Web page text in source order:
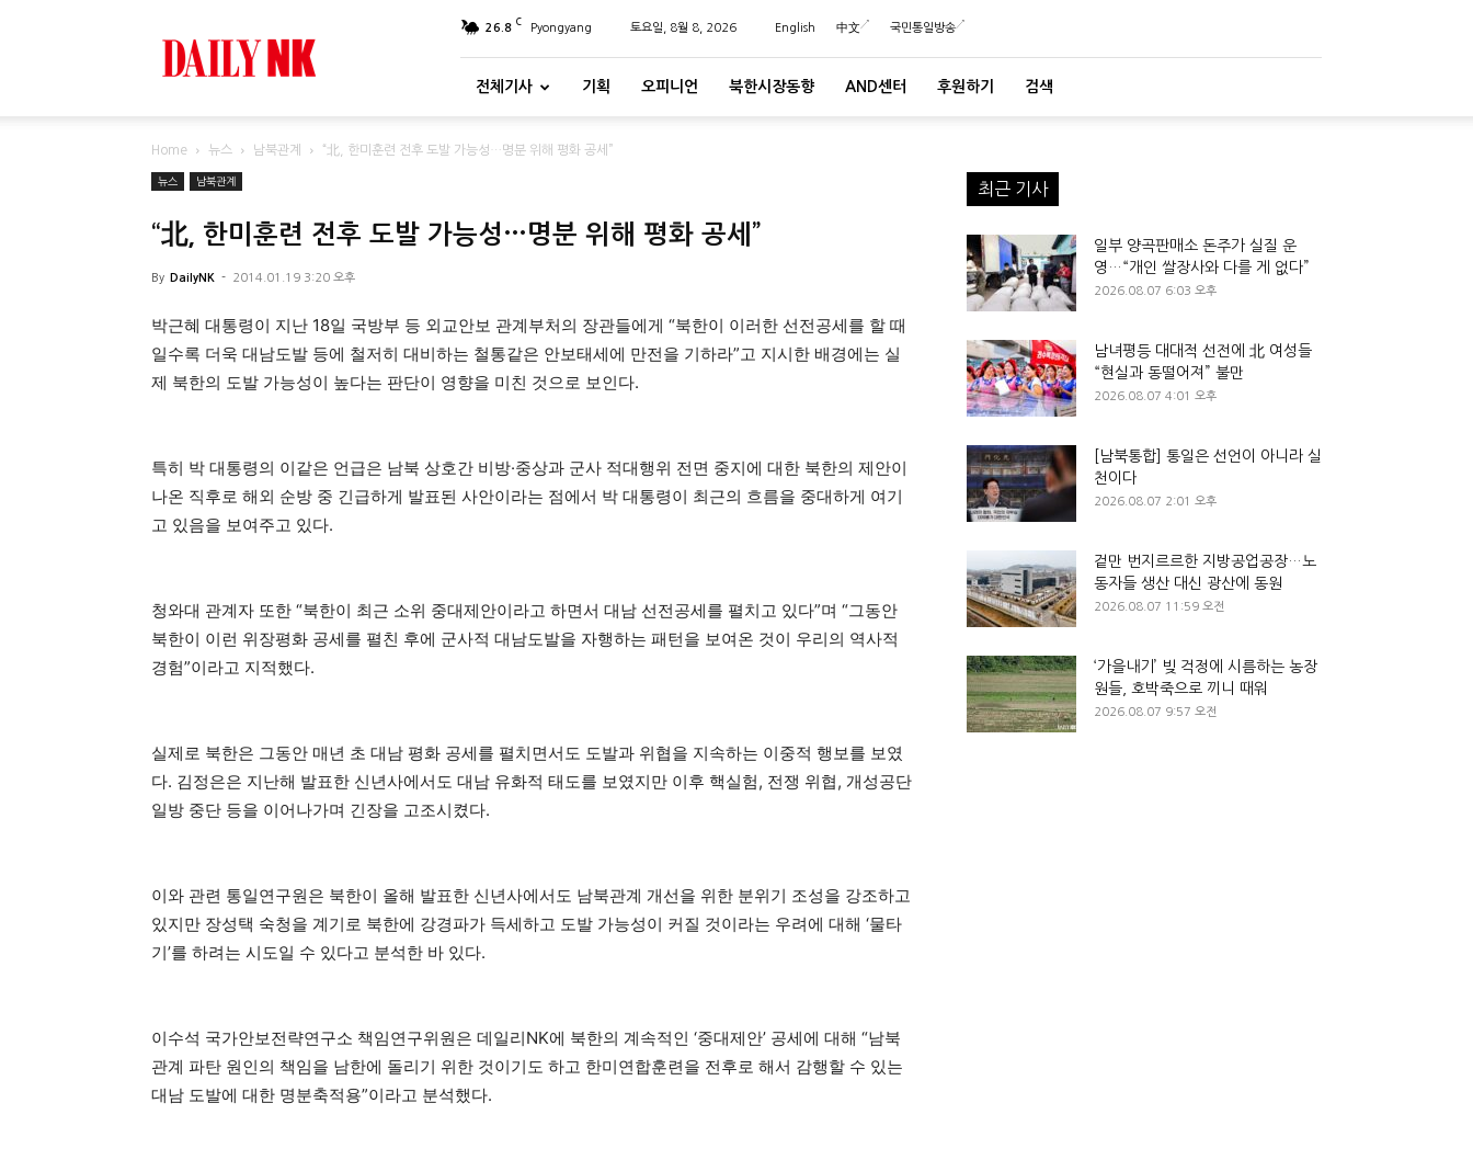
26.8 C Pyongyang 토요일, 8월 8, 2026 English 中文 국민통일방송
전체기사 기획 오피니언 북한시장동향 AND센터 후원하기 검색
Home 뉴스 남북관계 “北, 한미훈련 전후 도발 가능성…명분 위해 평화 공세”
뉴스 남북관계
“北, 한미훈련 전후 도발 가능성…명분 위해 평화 공세”
By DailyNK - 2014.01.19 3:20 오후
박근혜 대통령이 지난 18일 국방부 등 외교안보 관계부처의 장관들에게 “북한이 이러한 선전공세를 할 때
일수록 더욱 대남도발 등에 철저히 대비하는 철통같은 안보태세에 만전을 기하라”고 지시한 배경에는 실
제 북한의 도발 가능성이 높다는 판단이 영향을 미친 것으로 보인다.
특히 박 대통령의 이같은 언급은 남북 상호간 비방·중상과 군사 적대행위 전면 중지에 대한 북한의 제안이
나온 직후로 해외 순방 중 긴급하게 발표된 사안이라는 점에서 박 대통령이 최근의 흐름을 중대하게 여기
고 있음을 보여주고 있다.
청와대 관계자 또한 “북한이 최근 소위 중대제안이라고 하면서 대남 선전공세를 펼치고 있다”며 “그동안
북한이 이런 위장평화 공세를 펼친 후에 군사적 대남도발을 자행하는 패턴을 보여온 것이 우리의 역사적
경험”이라고 지적했다.
실제로 북한은 그동안 매년 초 대남 평화 공세를 펼치면서도 도발과 위협을 지속하는 이중적 행보를 보였
다. 김정은은 지난해 발표한 신년사에서도 대남 유화적 태도를 보였지만 이후 핵실험, 전쟁 위협, 개성공단
일방 중단 등을 이어나가며 긴장을 고조시켰다.
이와 관련 통일연구원은 북한이 올해 발표한 신년사에서도 남북관계 개선을 위한 분위기 조성을 강조하고
있지만 장성택 숙청을 계기로 북한에 강경파가 득세하고 도발 가능성이 커질 것이라는 우려에 대해 ‘물타
기’를 하려는 시도일 수 있다고 분석한 바 있다.
이수석 국가안보전략연구소 책임연구위원은 데일리NK에 북한의 계속적인 ‘중대제안’ 공세에 대해 “남북
관계 파탄 원인의 책임을 남한에 돌리기 위한 것이기도 하고 한미연합훈련을 전후로 해서 감행할 수 있는
대남 도발에 대한 명분축적용”이라고 분석했다.
최근 기사
일부 양곡판매소 돈주가 실질 운
영…“개인 쌀장사와 다를 게 없다”
2026.08.07 6:03 오후
남녀평등 대대적 선전에 北 여성들
“현실과 동떨어져” 불만
2026.08.07 4:01 오후
[남북통합] 통일은 선언이 아니라 실
천이다
2026.08.07 2:01 오후
겉만 번지르르한 지방공업공장…노
동자들 생산 대신 광산에 동원
2026.08.07 11:59 오전
‘가을내기’ 빚 걱정에 시름하는 농장
원들, 호박죽으로 끼니 때워
2026.08.07 9:57 오전